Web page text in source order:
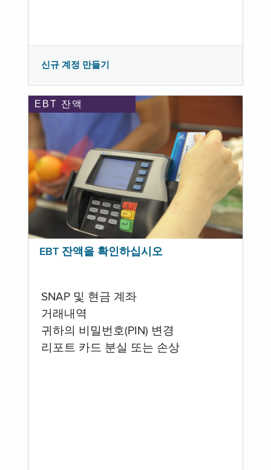
신규 계정 만들기
EBT 잔액
EBT 잔액을 확인하십시오
SNAP 및 현금 계좌
거래내역
귀하의 비밀번호(PIN) 변경
리포트 카드 분실 또는 손상